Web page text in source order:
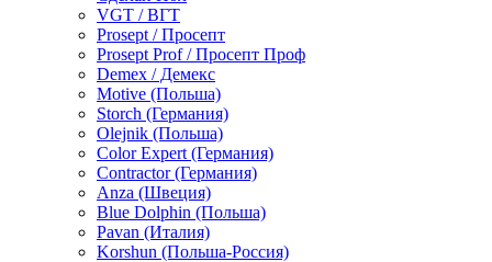
акриловые
силиконовые универсальные, нейтральные
силиконовые санитарные (антигрибковые)
шовные для срубов
для кровли
для каминов
полиуретановые
Декоративные штукатурки и краски
краски для декора, патина
мокрый шелк
венецианские (эффект мрамора)
песок (эффект песчаных вихрей)
декоративная шпаклевка
VGT / ВГТ
Prosept / Просепт
Prosept Prof / Просепт Проф
Demex / Демекс
Motive (Польша)
Storch (Германия)
Olejnik (Польша)
Color Expert (Германия)
Contractor (Германия)
Anza (Швеция)
Blue Dolphin (Польша)
Pavan (Италия)
Korshun (Польша-Россия)